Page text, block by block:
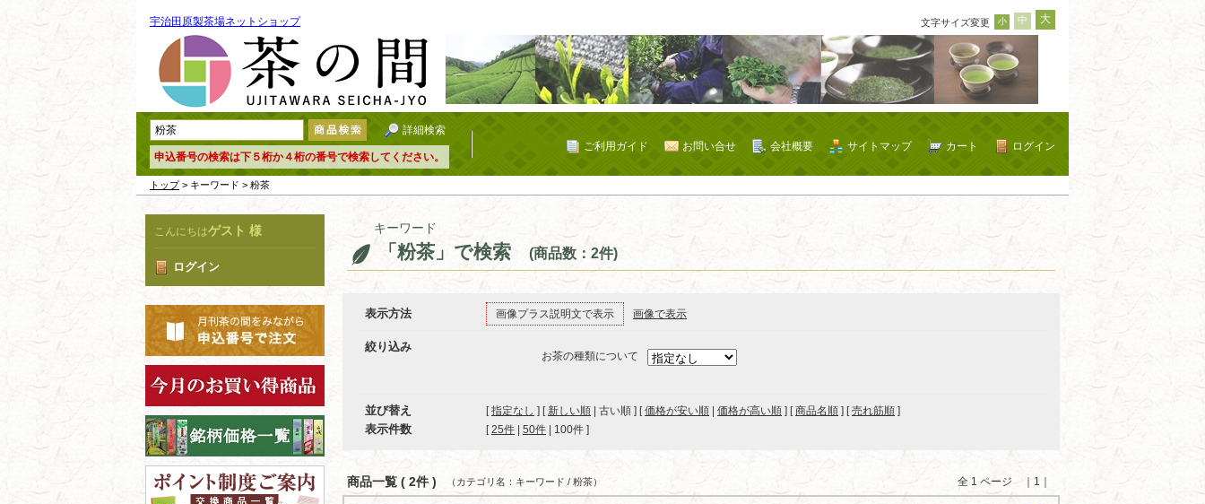
宇治田原製茶場ネットショップ 文字サイズ変更 小 中 大
詳細検索
申込番号の検索は下５桁か４桁の番号で検索してください。
ログイン
カート
サイトマップ
会社概要
お問い合せ
ご利用ガイド
トップ> キーワード > 粉茶
こんにちはゲスト 様
ログイン
キーワード
「粉茶」で検索 (商品数：2件)
表示方法 画像プラス説明文で表示 画像で表示
絞り込み
お茶の種類について
並び替え [指定なし ] [ 新しい順 | 古い順 ] [価格が安い順 価格が高い順 ] [商品名順 ] [売れ筋順 ]
表示件数 [ 25件 50件 100件 ]
商品一覧 ( 2件 ) 全 1 ページ ｜1｜
（カテゴリ名：キーワード / 粉茶）